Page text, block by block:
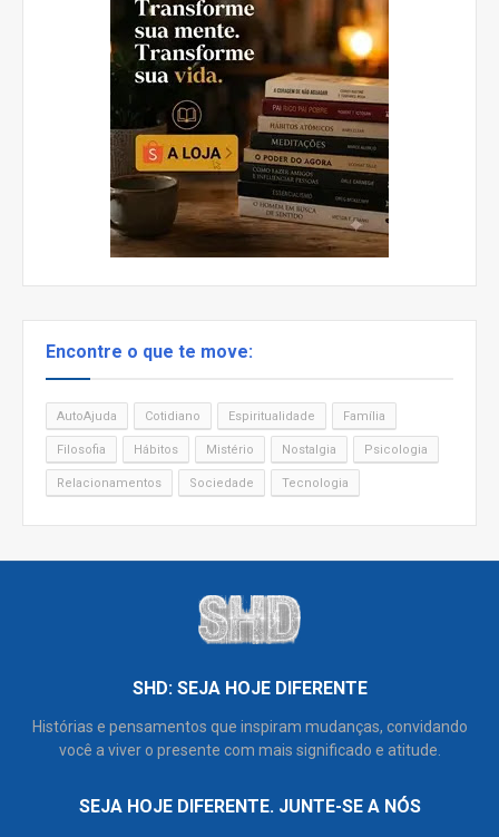
Encontre o que te move:
AutoAjuda Cotidiano Espiritualidade Família
Filosofia Hábitos Mistério Nostalgia Psicologia
Relacionamentos Sociedade Tecnologia
SHD: SEJA HOJE DIFERENTE
Histórias e pensamentos que inspiram mudanças, convidando
você a viver o presente com mais significado e atitude.
SEJA HOJE DIFERENTE. JUNTE-SE A NÓS